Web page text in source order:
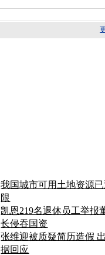
我国城市可用土地资源
限
凯恩219名退休员工举报
长侵吞国资
张维迎被质疑简历造假
据回应